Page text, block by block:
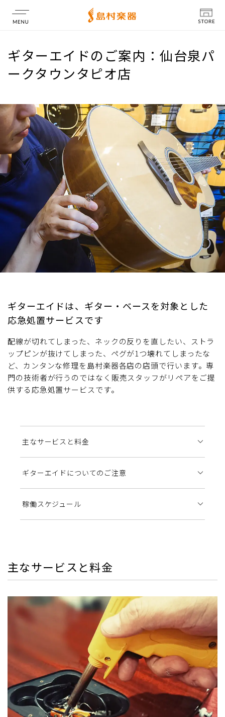
店舗情報
ギターエイドのご案内：仙台泉パ
ークタウンタピオ店
ギターエイドは、ギター・ベースを対象とした
応急処置サービスです
配線が切れてしまった、ネックの反りを直したい、ストラ
ップピンが抜けてしまった、ペグが1つ壊れてしまったな
ど、カンタンな修理を島村楽器各店の店頭で行います。専
門の技術者が行うのではなく販売スタッフがリペアをご提
供する応急処置サービスです。
主なサービスと料金
ギターエイドについてのご注意
稼働スケジュール
主なサービスと料金